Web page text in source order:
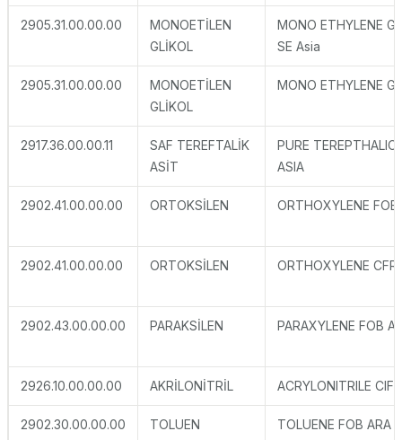
2905.31.00.00.00
MONOETİLEN
GLİKOL
MONO ETHYLENE
SE Asia
2905.31.00.00.00
MONOETİLEN
GLİKOL
MONO ETHYLENE
2917.36.00.00.11
SAF TEREFTALİK
ASİT
PURE TEREPTHALIC
ASIA
2902.41.00.00.00 ORTOKSİLEN ORTHOXYLENE FOB
2902.41.00.00.00 ORTOKSİLEN ORTHOXYLENE CFR
2902.43.00.00.00 PARAKSİLEN PARAXYLENE FOB
2926.10.00.00.00 AKRİLONİTRİL ACRYLONITRILE CIF
2902.30.00.00.00 TOLUEN TOLUENE FOB ARA